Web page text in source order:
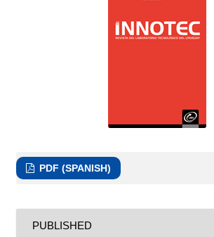
PDF (SPANISH)
PUBLISHED